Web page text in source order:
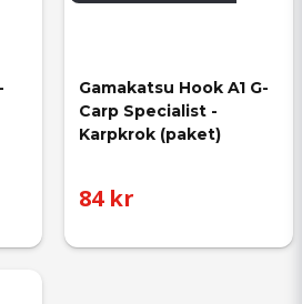
Gamakatsu Hook A1 G-
Carp Specialist -
Karpkrok (paket)
84 kr